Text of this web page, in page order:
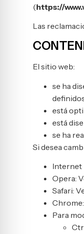
(https://
Las
El sitio web:
se ha
está
está
se ha
Si desea
Internet
Opera:
Safari:
Para